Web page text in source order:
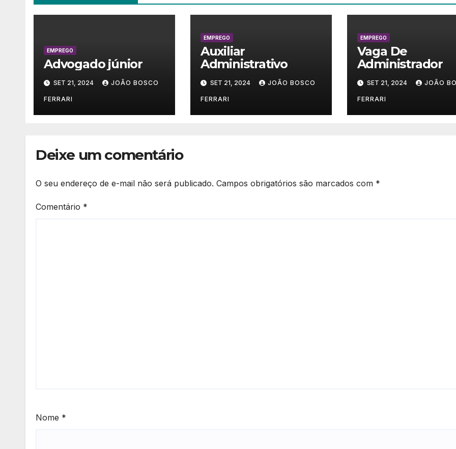
EMPREGO
Advogado júnior
SET 21, 2024 JOÃO BOSCO
FERRARI
EMPREGO
Auxiliar
Administrativo
SET 21, 2024 JOÃO BOSCO
FERRARI
EMPREGO
Vaga De
Administrador
SET 21, 2024 JOÃO
FERRARI
Deixe um comentário
O seu endereço de e-mail não será publicado. Campos obrigatórios são marcados com *
Comentário *
Nome *